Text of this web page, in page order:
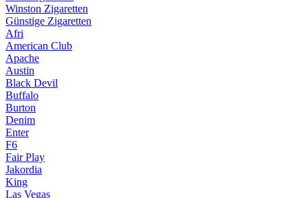
Winston Zigaretten
Günstige Zigaretten
Afri
American Club
Apache
Austin
Black Devil
Buffalo
Burton
Denim
Enter
F6
Fair Play
Jakordia
King
Las Vegas